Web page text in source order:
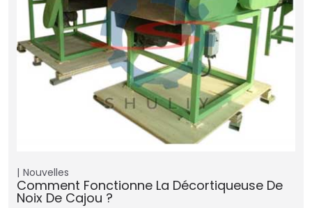
Nouvelles
Comment Fonctionne La Décortiqueuse De
Noix De Cajou ?